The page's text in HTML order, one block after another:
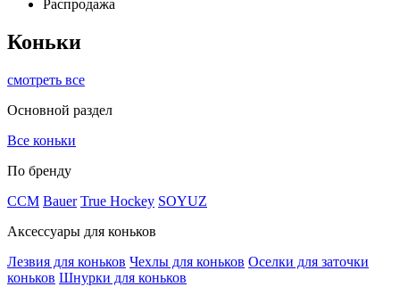
Распродажа
Коньки
смотреть все
Основной раздел
Все коньки
По бренду
ССМ Bauer True Hockey SOYUZ
Аксессуары для коньков
Лезвия для коньков Чехлы для коньков Оселки для заточки
коньков Шнурки для коньков